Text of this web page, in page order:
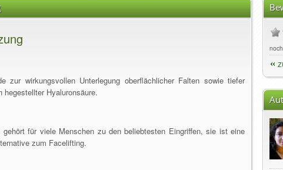
zur wirkungsvollen Unterlegung oberflächlicher Falten sowie tiefer
Hyaluronsäure.
gehört für viele Menschen zu den beliebtesten Eingriffen, sie ist eine
zum Facelifting.